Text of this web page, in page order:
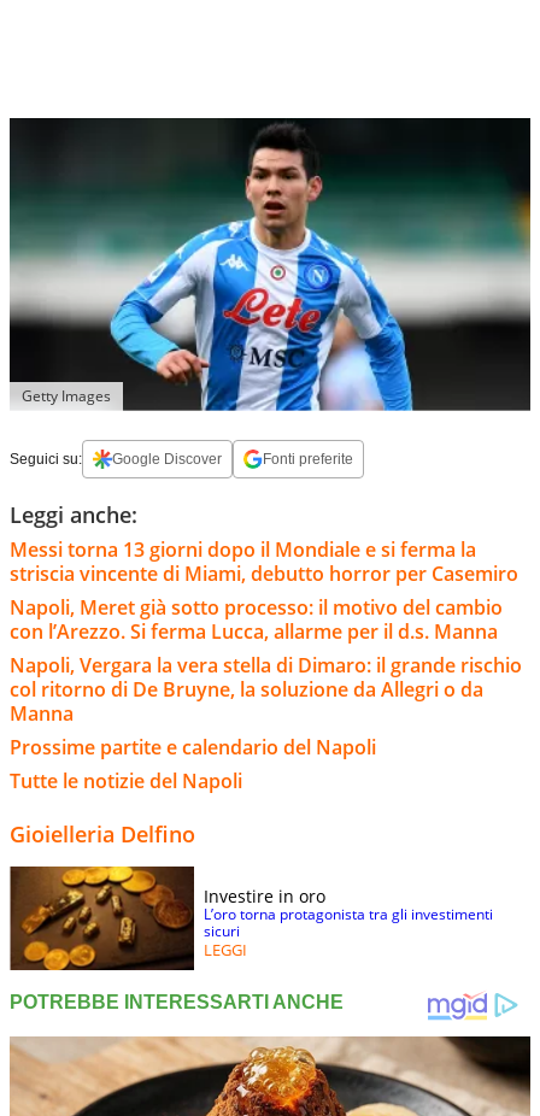
Getty Images
Seguici su: Google Discover Fonti preferite
Leggi anche:
Messi torna 13 giorni dopo il Mondiale e si ferma la
striscia vincente di Miami, debutto horror per Casemiro
Napoli, Meret già sotto processo: il motivo del cambio
con l’Arezzo. Si ferma Lucca, allarme per il d.s. Manna
Napoli, Vergara la vera stella di Dimaro: il grande rischio
col ritorno di De Bruyne, la soluzione da Allegri o da
Manna
Prossime partite e calendario del Napoli
Tutte le notizie del Napoli
Gioielleria Delfino
Investire in oro
L’oro torna protagonista tra gli investimenti
sicuri
LEGGI